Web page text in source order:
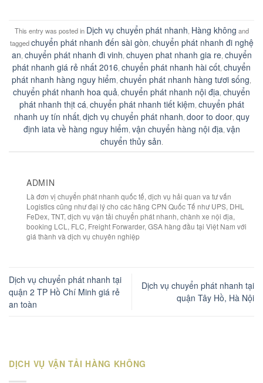
This entry was posted in Dịch vụ chuyển phát nhanh Hàng không and
taggedchuyển phát nhanh đến sài gòn chuyển phát nhanh đi nghệ
an chuyển phát nhanh đi vinh chuyen phat nhanh gia re, chuyển
phát nhanh giá rẻ nhất 2016 chuyển phát nhanh hài cốt chuyển
phát nhanh hàng nguy hiểm chuyển phát nhanh hàng tươi sống
chuyển phát nhanh hoa quả chuyển phát nhanh nội địa chuyển
phát nhanh thịt cá chuyển phát nhanh tiết kiệm chuyển phát
nhanh uy tín nhất, dịch vụ chuyển phát nhanh door to door, quy
định iata về hàng nguy hiểm vận chuyển hàng nội địa vận
chuyển thủy sản
ADMIN
Là đơn vị chuyển phát nhanh quốc tế, dịch vụ hải quan va tư vấn
Logistics cũng như đại lý cho các hãng CPN Quốc Tế như UPS, DHL
FeDex, TNT, dịch vụ vận tải chuyển phát nhanh, chành xe nội địa,
booking LCL, FLC, Freight Forwarder, GSA hàng đầu tại Việt Nam với
giá thành và dịch vụ chuyên nghiệp
Dịch vụ chuyển phát nhanh tại
quận 2 TP Hồ Chí Minh giá rẻ
an toàn
Dịch vụ chuyển phát nhanh tại
quận Tây Hồ, Hà Nội
DỊCH VỤ VẬN TẢI HÀNG KHÔNG